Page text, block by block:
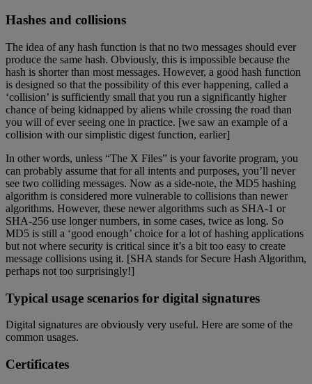
Hashes and collisions
The idea of any hash function is that no two messages should ever
produce the same hash. Obviously, this is impossible because the
hash is shorter than most messages. However, a good hash function
is designed so that the possibility of this ever happening, called a
‘collision’ is sufficiently small that you run a significantly higher
chance of being kidnapped by aliens while crossing the road than
you will of ever seeing one in practice. [we saw an example of a
collision with our simplistic digest function, earlier]
In other words, unless “The X Files” is your favorite program, you
can probably assume that for all intents and purposes, you’ll never
see two colliding messages. Now as a side-note, the MD5 hashing
algorithm is considered more vulnerable to collisions than newer
algorithms. However, these newer algorithms such as SHA-1 or
SHA-256 use longer numbers, in some cases, twice as long. So
MD5 is still a ‘good enough’ choice for a lot of hashing applications
but not where security is critical since it’s a bit too easy to create
message collisions using it. [SHA stands for Secure Hash Algorithm,
perhaps not too surprisingly!]
Typical usage scenarios for digital signatures
Digital signatures are obviously very useful. Here are some of the
common usages.
Certificates